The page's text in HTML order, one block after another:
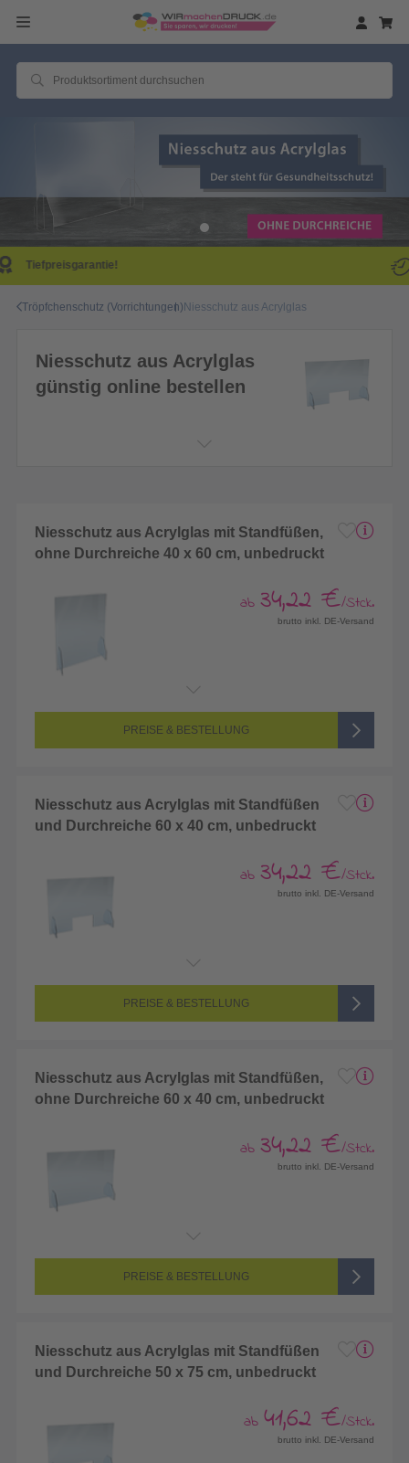
Tröpfchenschutz (Vorrichtungen)Niesschutz aus Acrylglas
Niesschutz aus Acrylglas
günstig online bestellen
Niesschutz aus Acrylglas mit Standfüßen,
ohne Durchreiche 40 x 60 cm, unbedruckt
ab 34,22 €/Stck.
brutto inkl. DE-Versand
PREISE & BESTELLUNG
Niesschutz aus Acrylglas mit Standfüßen
und Durchreiche 60 x 40 cm, unbedruckt
ab 34,22 €/Stck.
brutto inkl. DE-Versand
PREISE & BESTELLUNG
Niesschutz aus Acrylglas mit Standfüßen,
ohne Durchreiche 60 x 40 cm, unbedruckt
ab 34,22 €/Stck.
brutto inkl. DE-Versand
PREISE & BESTELLUNG
Niesschutz aus Acrylglas mit Standfüßen
und Durchreiche 50 x 75 cm, unbedruckt
ab 41,62 €/Stck.
brutto inkl. DE-Versand